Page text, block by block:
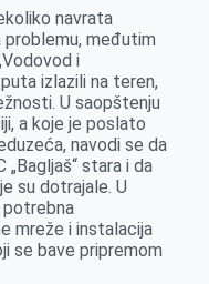
navrata
problemu, međutim
i
izlazili na teren,
U saopštenju
a koje je poslato
navodi se da
stara i da
su dotrajale. U
potrebna
mreže i instalacija
se bave pripremom